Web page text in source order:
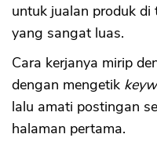
untuk jualan produk
yang sangat luas.
Cara kerjanya mirip
dengan mengetik
lalu amati postingan
halaman pertama.